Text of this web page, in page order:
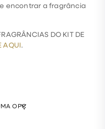
encontrar a fragrância
DO KIT DE
AQUI.